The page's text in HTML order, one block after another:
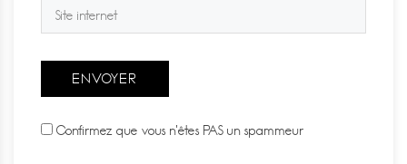
Confirmez que vous n'êtes PAS un spammeur